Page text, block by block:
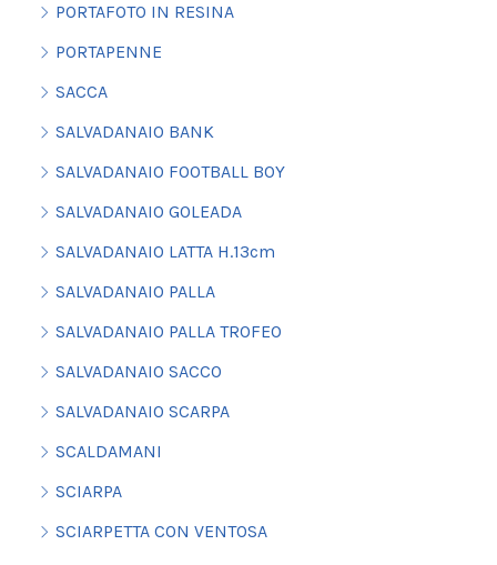
PORTAFOTO IN RESINA
PORTAPENNE
SACCA
SALVADANAIO BANK
SALVADANAIO FOOTBALL BOY
SALVADANAIO GOLEADA
SALVADANAIO LATTA H.13cm
SALVADANAIO PALLA
SALVADANAIO PALLA TROFEO
SALVADANAIO SACCO
SALVADANAIO SCARPA
SCALDAMANI
SCIARPA
SCIARPETTA CON VENTOSA